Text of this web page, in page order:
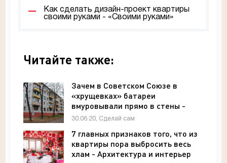
Как сделать дизайн-проект квартиры
своими руками - «Своими руками»
Читайте также:
Зачем в Советском Союзе в
«хрущевках» батареи
вмуровывали прямо в стены -
Архитектура и интерьер
30.06.20, Сделай сам
7 главных признаков того, что из
квартиры пора выбросить весь
хлам - Архитектура и интерьер